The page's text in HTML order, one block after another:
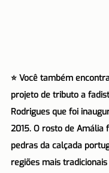
⭐️ Você também
projeto de tributo a
Rodrigues que foi
2015. O rosto de Amália
pedras da calçada
regiões mais